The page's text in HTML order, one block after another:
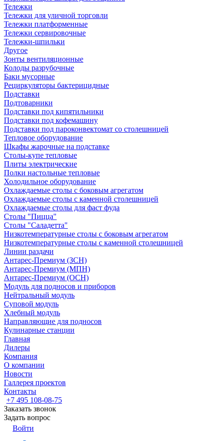
Тележки
Тележки для уличной торговли
Тележки платформенные
Тележки сервировочные
Тележки-шпильки
Другое
Зонты вентиляционные
Колоды разрубочные
Баки мусорные
Рециркуляторы бактерицидные
Подставки
Подтоварники
Подставки под кипятильники
Подставки под кофемашину
Подставки под пароконвектомат со столешницей
Тепловое оборудование
Шкафы жарочные на подставке
Столы-купе тепловые
Плиты электрические
Полки настольные тепловые
Холодильное оборудование
Охлаждаемые столы с боковым агрегатом
Охлаждаемые столы с каменной столешницей
Охлаждаемые столы для фаст фуда
Столы "Пицца"
Столы "Саладетта"
Низкотемпературные столы с боковым агрегатом
Низкотемпературные столы с каменной столешницей
Линии раздачи
Антарес-Премиум (ЗСН)
Антарес-Премиум (МПН)
Антарес-Премиум (ОСН)
Модуль для подносов и приборов
Нейтральный модуль
Суповой модуль
Хлебный модуль
Направляющие для подносов
Кулинарные станции
Главная
Дилеры
Компания
О компании
Новости
Галлерея проектов
Контакты
+7 495 108-08-75
Заказать звонок
Задать вопрос
Войти